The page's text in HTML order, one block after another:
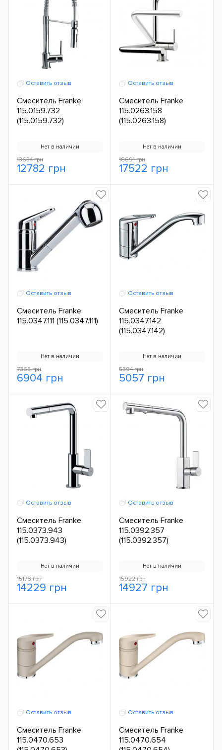
Оставить отзыв
Смеситель Franke
115.0159.732
(115.0159.732)
Нет в наличии
13634 грн
12782 грн
Оставить отзыв
Смеситель Franke
115.0263.158
(115.0263.158)
Нет в наличии
18691 грн
17522 грн
Оставить отзыв
Смеситель Franke
115.0347.111 (115.0347.111)
Нет в наличии
7365 грн
6904 грн
Оставить отзыв
Смеситель Franke
115.0347.142
(115.0347.142)
Нет в наличии
5394 грн
5057 грн
Оставить отзыв
Смеситель Franke
115.0373.943
(115.0373.943)
Нет в наличии
15178 грн
14229 грн
Оставить отзыв
Смеситель Franke
115.0392.357
(115.0392.357)
Нет в наличии
15922 грн
14927 грн
Оставить отзыв
Смеситель Franke
115.0470.653
Оставить отзыв
Смеситель Franke
115.0470.654